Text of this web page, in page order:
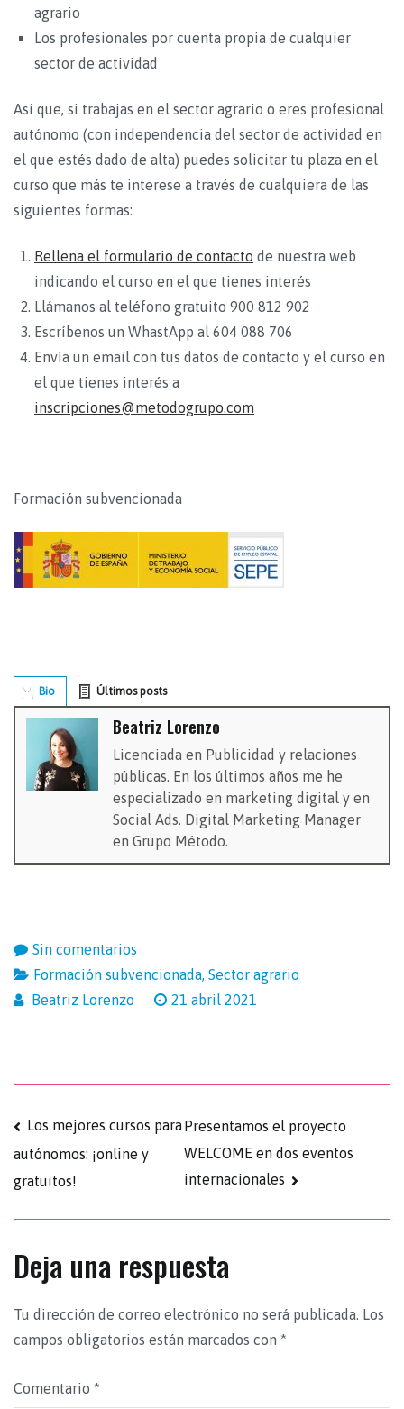
agrario
Los profesionales por cuenta propia de cualquier
sector de actividad
Así que, si trabajas en el sector agrario o eres profesional
autónomo (con independencia del sector de actividad en
el que estés dado de alta) puedes solicitar tu plaza en el
curso que más te interese a través de cualquiera de las
siguientes formas:
Rellena el formulario de contacto de nuestra web
indicando el curso en el que tienes interés
Llámanos al teléfono gratuito 900 812 902
Escríbenos un WhastApp al 604 088 706
Envía un email con tus datos de contacto y el curso en
el que tienes interés a
inscripciones@metodogrupo.com
Formación subvencionada
Bio Últimos posts
Beatriz Lorenzo
Licenciada en Publicidad y relaciones
públicas. En los últimos años me he
especializado en marketing digital y en
Social Ads. Digital Marketing Manager
en Grupo Método.
Sin comentarios
Formación subvencionada, Sector agrario
Beatriz Lorenzo
21 abril 2021
Los mejores cursos para
autónomos: ¡online y
gratuitos!
Presentamos el proyecto
WELCOME en dos eventos
internacionales
Deja una respuesta
Tu dirección de correo electrónico no será publicada. Los
campos obligatorios están marcados con *
Comentario *